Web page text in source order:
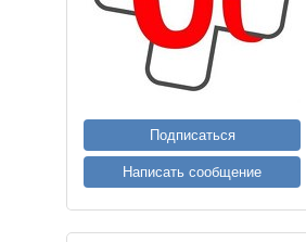
Подписаться
Написать сообщение